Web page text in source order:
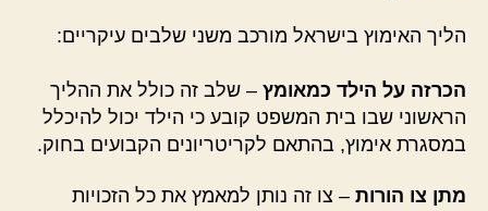
הליך האימוץ בישראל מורכב משני שלבים עיקריים:
הכרזה על הילד כמאומץ – שלב זה כולל את ההליך
הראשוני שבו בית המשפט קובע כי הילד יכול להיכלל
במסגרת אימוץ, בהתאם לקריטריונים הקבועים בחוק.
מתן צו הורות – צו זה נותן למאמץ את כל הזכויות